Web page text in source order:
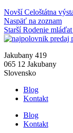
Novší Celoštátna
Naspäť na zoznam
Starší Rodenie
Jakubany 419
065 12 Jakubany
Slovensko
Blog
Kontakt
Blog
Kontakt